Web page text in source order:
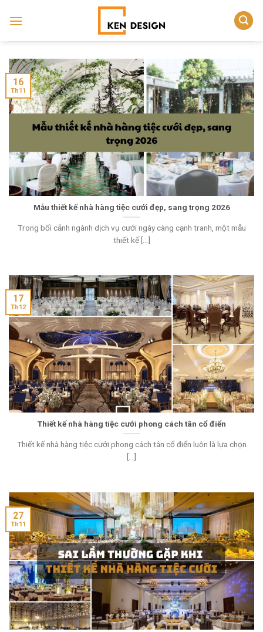
Mẫu thiết kế nhà hàng tiệc cưới đẹp, sang trọng 2026
Trong bối cảnh ngành dịch vụ cưới ngày càng cạnh tranh, một mẫu
thiết kế [...]
16
Th11
Thiết kế nhà hàng tiệc cưới phong cách tân cổ điển
Thiết kế nhà hàng tiệc cưới phong cách tân cổ điển luôn là lựa chọn
[...]
17
Th12
27
Th11